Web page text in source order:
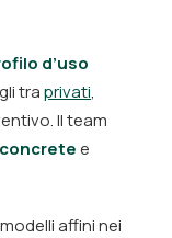
d’uso
traprivati,
Il team
e
affini nei